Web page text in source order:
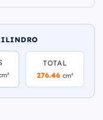
TOTAL
276.46 cm²